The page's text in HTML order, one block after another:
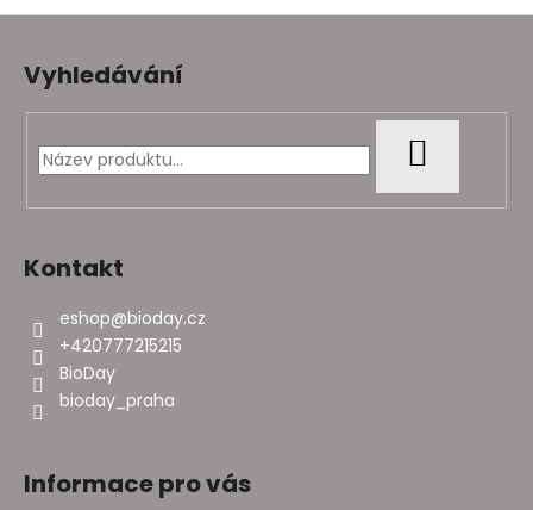
Vyhledávání
Kontakt
eshop@bioday.cz
+420777215215
BioDay
bioday_praha
Informace pro vás